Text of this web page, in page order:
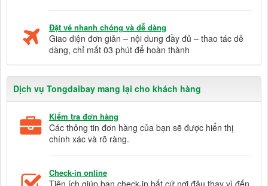
Đặt vé nhanh chóng và dễ dàng
Giao diện đơn giản – nội dung đầy đủ – thao tác dễ
dàng, chỉ mất 03 phút để hoàn thành
Dịch vụ Tongdaibay mang lại cho khách hàng
Kiểm tra đơn hàng
Các thông tin đơn hàng của bạn sẽ được hiển thị
chính xác và rõ ràng.
Check-in online
Tiện ích giúp bạn check-in bất cứ nơi đâu thay vì đến